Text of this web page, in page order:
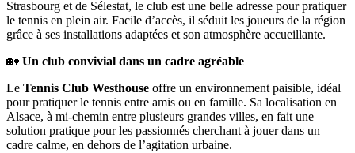
Strasbourg et de Sélestat, le club est une belle adresse pour pratiquer
le tennis en plein air. Facile d’accès, il séduit les joueurs de la région
grâce à ses installations adaptées et son atmosphère accueillante.
🏡 Un club convivial dans un cadre agréable
Le Tennis Club Westhouse offre un environnement paisible, idéal
pour pratiquer le tennis entre amis ou en famille. Sa localisation en
Alsace, à mi-chemin entre plusieurs grandes villes, en fait une
solution pratique pour les passionnés cherchant à jouer dans un
cadre calme, en dehors de l’agitation urbaine.